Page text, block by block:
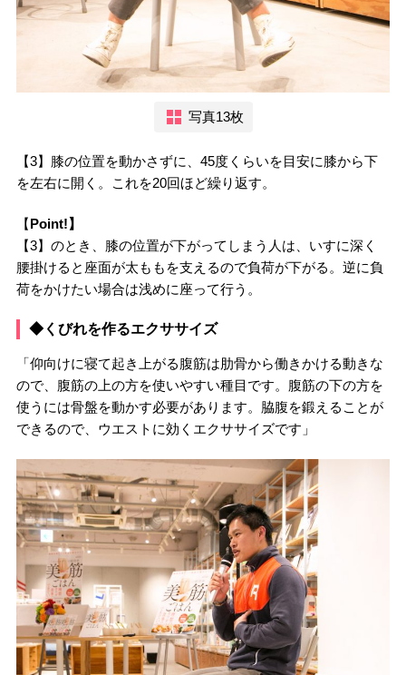
写真13枚
【3】膝の位置を動かさずに、45度くらいを目安に膝から下
を左右に開く。これを20回ほど繰り返す。
【Point!】
【3】のとき、膝の位置が下がってしまう人は、いすに深く
腰掛けると座面が太ももを支えるので負荷が下がる。逆に負
荷をかけたい場合は浅めに座って行う。
◆くびれを作るエクササイズ
「仰向けに寝て起き上がる腹筋は肋骨から働きかける動きな
ので、腹筋の上の方を使いやすい種目です。腹筋の下の方を
使うには骨盤を動かす必要があります。脇腹を鍛えることが
できるので、ウエストに効くエクササイズです」